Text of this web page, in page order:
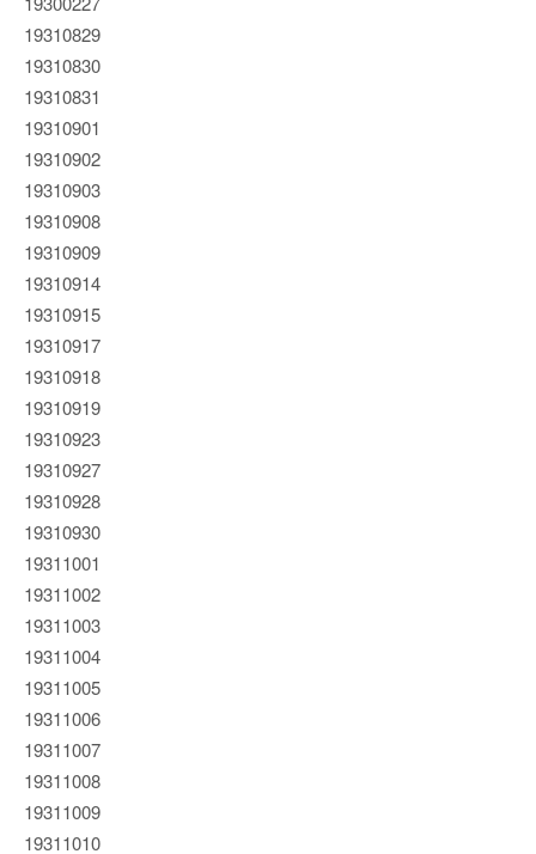
19310829
19310830
19310831
19310901
19310902
19310903
19310908
19310909
19310914
19310915
19310917
19310918
19310919
19310923
19310927
19310928
19310930
19311001
19311002
19311003
19311004
19311005
19311006
19311007
19311008
19311009
19311010